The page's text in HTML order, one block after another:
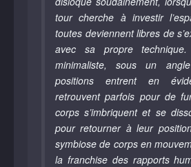
tour cherche à investir
toutes deviennent libres de
avec sa propre
minimaliste, sous un
positions entrent en
retrouvent parfois pour de
corps s’imbriquent et se
pour retourner à leur
symbiose de corps en
la franchise des rapports